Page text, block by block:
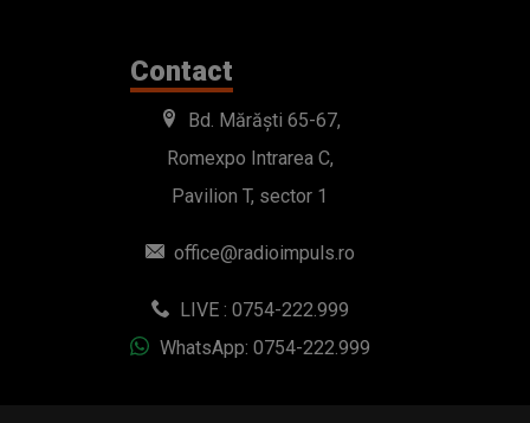
Contact
Bd. Mărăști 65-67,
Romexpo Intrarea C,
Pavilion T, sector 1
office@radioimpuls.ro
LIVE : 0754-222.999
WhatsApp: 0754-222.999